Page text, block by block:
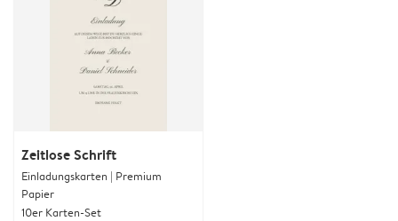
Zeitlose Schrift
Einladungskarten | Premium
Papier
10er Karten-Set